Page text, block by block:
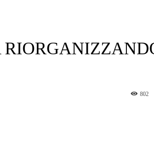
802